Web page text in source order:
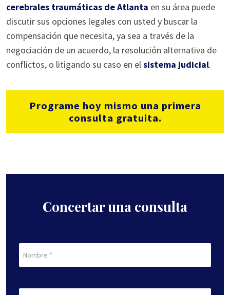
cerebrales traumáticas de Atlanta en su área puede
discutir sus opciones legales con usted y buscar la
compensación que necesita, ya sea a través de la
negociación de un acuerdo, la resolución alternativa de
conflictos, o litigando su caso en elsistema judicial.
Programe hoy mismo una primera
consulta gratuita.
Concertar una consulta
de